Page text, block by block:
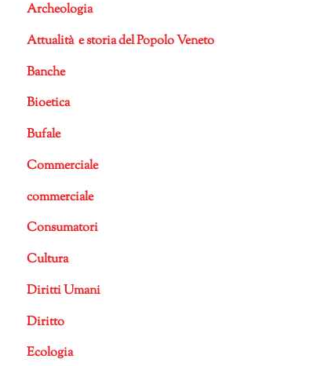
Archeologia
Attualità e storia del Popolo Veneto
Banche
Bioetica
Bufale
Commerciale
commerciale
Consumatori
Cultura
Diritti Umani
Diritto
Ecologia